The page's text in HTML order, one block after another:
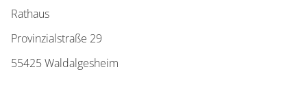
Rathaus
Provinzialstraße 29
55425 Waldalgesheim